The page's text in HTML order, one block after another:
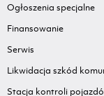
Ogłoszenia specjalne
Finansowanie
Serwis
Likwidacja szkód
Stacja kontroli